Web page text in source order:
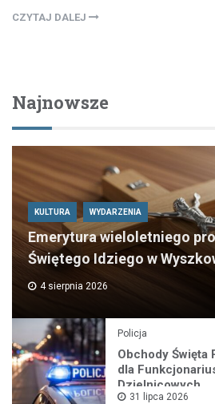
CZYTAJ DALEJ
Najnowsze
KULTURA WYDARZENIA
Emerytura wieloletniego
Świętego Idziego w
4 sierpnia 2026
Policja
Obchody Święta
dla
Dzielnicowych
31 lipca 2026